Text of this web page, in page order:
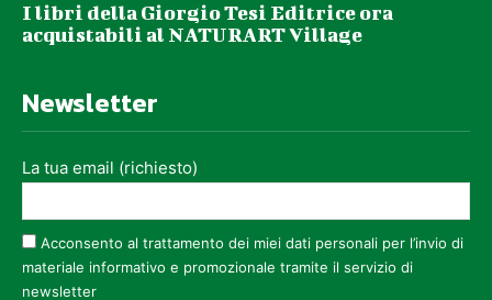
I libri della Giorgio Tesi Editrice ora
acquistabili al NATURART Village
Newsletter
La tua email (richiesto)
Acconsento al trattamento dei miei dati personali per l’invio di
materiale informativo e promozionale tramite il servizio di
newsletter